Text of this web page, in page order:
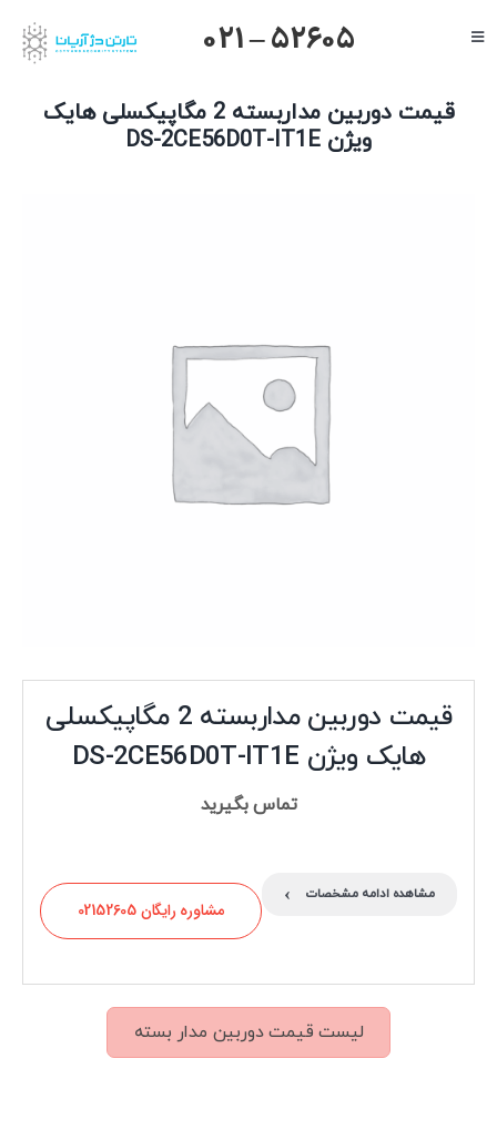
to
Toggle
گرنداستریم
021 – 52605
قیمت دوربین مداربسته 2 مگاپیکسلی هایک
ویژن DS-2CE56D0T-IT1E
قیمت دوربین مداربسته 2 مگاپیکسلی
هایک ویژن DS-2CE56D0T-IT1E
تماس بگیرید
مشاهده ادامه مشخصات ›
مشاوره رایگان 02152605
لیست قیمت دوربین مدار بسته